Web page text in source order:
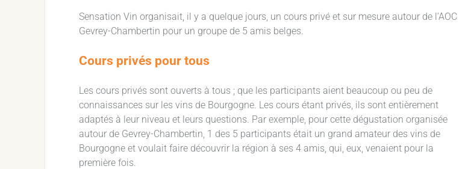
Sensation Vin organisait, il y a quelque jours, un cours privé et sur mesure autour de l’AOC
Gevrey-Chambertin pour un groupe de 5 amis belges.
Cours privés pour tous
Les cours privés sont ouverts à tous ; que les participants aient beaucoup ou peu de
connaissances sur les vins de Bourgogne. Les cours étant privés, ils sont entièrement
adaptés à leur niveau et leurs questions. Par exemple, pour cette dégustation organisée
autour de Gevrey-Chambertin, 1 des 5 participants était un grand amateur des vins de
Bourgogne et voulait faire découvrir la région à ses 4 amis, qui, eux, venaient pour la
première fois.